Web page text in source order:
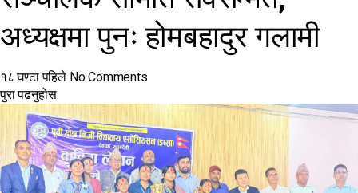
अध्यक्षमा पुनः होमबहादुर गलामी
१८ घण्टा पहिले No Comments
पुरा पढनुहोस